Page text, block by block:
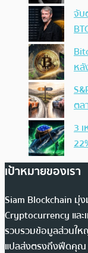
จับ
หลั
ตล
3
เป้าหมายของเรา
Siam Blockchain มุ่
Cryptocurrency และ
รวบรวมข้อมูลส่วนให
แปลส่งตรงถึงฟีดคุณ